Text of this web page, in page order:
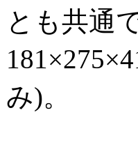
とも共通
み)。